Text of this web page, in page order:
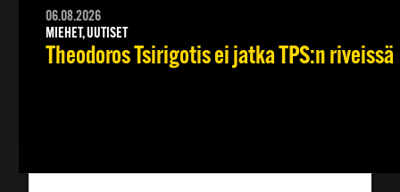
06.08.2026
MIEHET, UUTISET
Theodoros Tsirigotis ei jatka TPS:n riveissä